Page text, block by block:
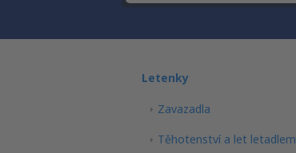
Letenky
Zavazadla
Těhotenství a let letadlem